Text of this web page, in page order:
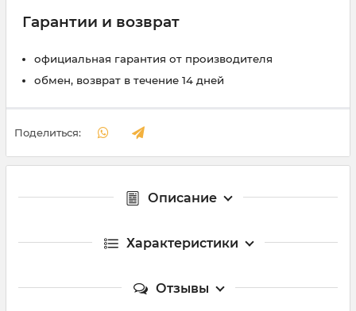
Гарантии и возврат
официальная гарантия от производителя
обмен, возврат в течение 14 дней
Поделиться:
Описание
Характеристики
Отзывы